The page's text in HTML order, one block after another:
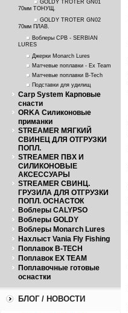
GOLDY TROTER GN01
70мм ТОНУЩ.
GOLDY TROTER GN02
70мм ПЛАВ.
Воблеры СРВ - SERBIAN
LURES
Джерки Monarch Lures
Матчевые поплавки - Ex Team
Матчевые поплавки B-Tech
Подставки для удилищ
Carp System Карповые
снасти
ORKA Силиконовые
приманки
STREAMER МЯГКИЙ
СВИНЕЦ ДЛЯ ОТГРУЗКИ
ПОПЛ.
STREAMER ПВХ И
СИЛИКОНОВЫЕ
АКСЕССУАРЫ
STREAMER СВИНЦ.
ГРУЗИЛА ДЛЯ ОТГРУЗКИ
ПОПЛ. ОСНАСТОК
Воблеры CALYPSO
Воблеры GOLDY
Воблеры Monarch Lures
Нахлыст Vania Fly Fishing
Поплавок B-TECH
Поплавок EX TEAM
Поплавочные готовые
оснастки
БЛОГ / НОВОСТИ